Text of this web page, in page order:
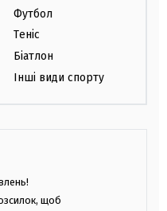
Футбол
Теніс
Біатлон
Інші види спорту
щоб